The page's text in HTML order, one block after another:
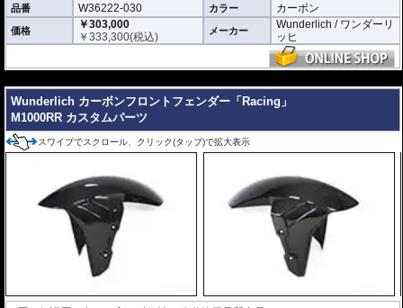
品番 W36222-030 カラー カーボン
価格
￥303,000
￥333,300(税込) メーカー
Wunderlich / ワンダーリ
ッヒ
Wunderlich カーボンフロントフェンダー「Racing」
M1000RR カスタムパーツ
スワイプでスクロール、クリック(タップ)で拡大表示